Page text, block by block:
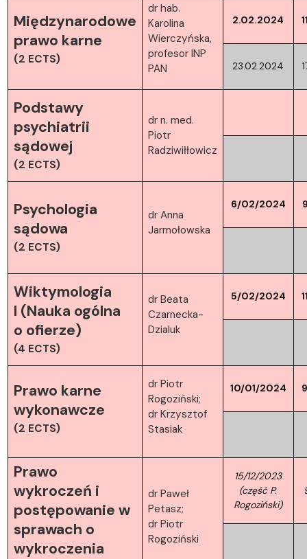
Międzynarodowe
prawo karne
(2 ECTS)
dr hab.
Karolina
Wierczyńska,
profesor INP
PAN
2.02.2024
23.02.2024
Podstawy
psychiatrii
sądowej
(2 ECTS)
dr n. med.
Piotr
Radziwiłłowicz
Psychologia
sądowa
(2 ECTS)
dr Anna
Jarmołowska
6/02/2024
Wiktymologia
I (Nauka ogólna
o ofierze)
(4 ECTS)
dr Beata
Czarnecka-
Dzialuk
5/02/2024
Prawo karne
wykonawcze
(2 ECTS)
dr Piotr
Rogoziński;
dr Krzysztof
Stasiak
10/01/2024
Prawo
wykroczeń i
postępowanie w
sprawach o
wykroczenia
dr Paweł
Petasz;
dr Piotr
Rogoziński
15/12/2023
(część P.
Rogoziński)